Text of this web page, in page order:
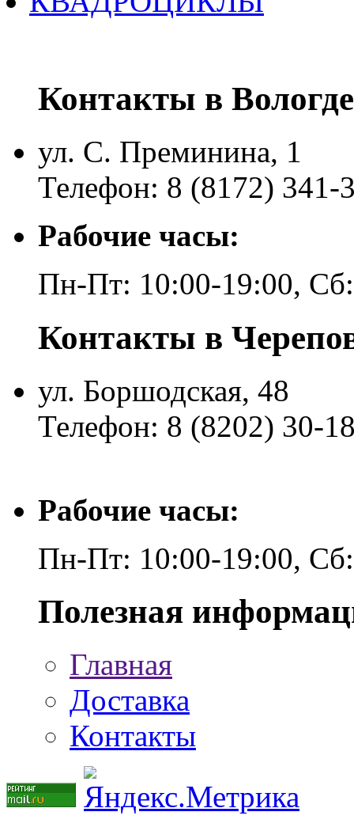
Контакты в Вологде
ул. С. Преминина, 1
Телефон: 8 (8172) 341-
Рабочие часы:
Пн-Пт: 10:00-19:00,
Контакты в
ул. Боршодская, 48
Телефон: 8 (8202) 30-
Рабочие часы:
Пн-Пт: 10:00-19:00,
Полезная
Главная
Доставка
Контакты